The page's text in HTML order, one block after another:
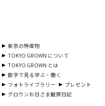
東京の特産物
TOKYO GROWN について
TOKYO GROWN とは
数字で見る学ぶ・働く
フォトライブラリー
プレゼント
グロウンお日さま観察日記